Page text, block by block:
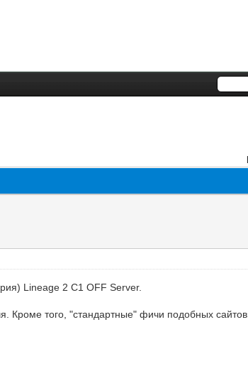
Lineage 2 C1 OFF Server.
Кроме того, "стандартные" фичи подобных